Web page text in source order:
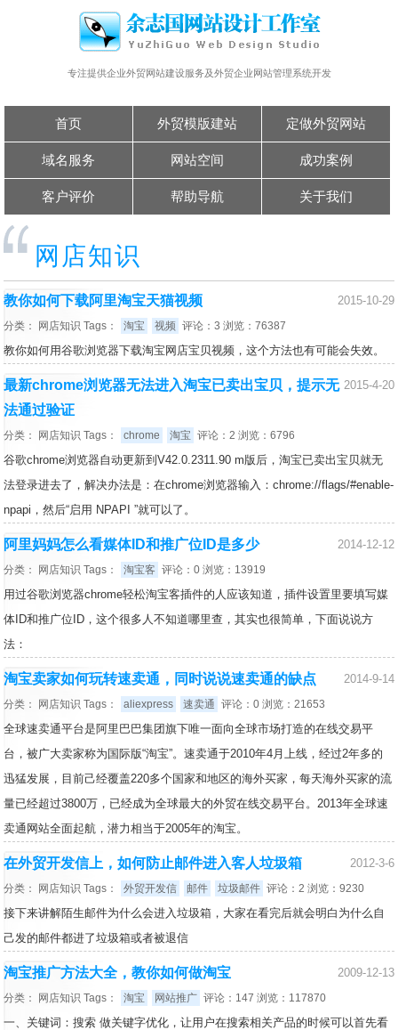
专注提供企业外贸网站建设服务及外贸企业网站管理系统开发
首页 外贸模版建站 定做外贸网站
域名服务 网站空间 成功案例
客户评价 帮助导航 关于我们
网店知识
2015-10-29
教你如何下载阿里淘宝天猫视频
分类： 网店知识 Tags： 淘宝 视频 评论：3 浏览：76387
教你如何用谷歌浏览器下载淘宝网店宝贝视频，这个方法也有可能会失效。
2015-4-20
最新chrome浏览器无法进入淘宝已卖出宝贝，提示无
法通过验证
分类： 网店知识 Tags： chrome 淘宝 评论：2 浏览：6796
谷歌chrome浏览器自动更新到V42.0.2311.90 m版后，淘宝已卖出宝贝就无
法登录进去了，解决办法是：在chrome浏览器输入：chrome://flags/#enable-
npapi，然后“启用 NPAPI ”就可以了。
2014-12-12
阿里妈妈怎么看媒体ID和推广位ID是多少
分类： 网店知识 Tags： 淘宝客 评论：0 浏览：13919
用过谷歌浏览器chrome轻松淘宝客插件的人应该知道，插件设置里要填写媒
体ID和推广位ID，这个很多人不知道哪里查，其实也很简单，下面说说方
法：
2014-9-14
淘宝卖家如何玩转速卖通，同时说说速卖通的缺点
分类： 网店知识 Tags： aliexpress 速卖通 评论：0 浏览：21653
全球速卖通平台是阿里巴巴集团旗下唯一面向全球市场打造的在线交易平
台，被广大卖家称为国际版“淘宝”。速卖通于2010年4月上线，经过2年多的
迅猛发展，目前己经覆盖220多个国家和地区的海外买家，每天海外买家的流
量已经超过3800万，已经成为全球最大的外贸在线交易平台。2013年全球速
卖通网站全面起航，潜力相当于2005年的淘宝。
2012-3-6
在外贸开发信上，如何防止邮件进入客人垃圾箱
分类： 网店知识 Tags： 外贸开发信 邮件 垃圾邮件 评论：2 浏览：9230
接下来讲解陌生邮件为什么会进入垃圾箱，大家在看完后就会明白为什么自
己发的邮件都进了垃圾箱或者被退信
2009-12-13
淘宝推广方法大全，教你如何做淘宝
分类： 网店知识 Tags： 淘宝 网站推广 评论：147 浏览：117870
一、关键词：搜索 做关键字优化，让用户在搜索相关产品的时候可以首先看